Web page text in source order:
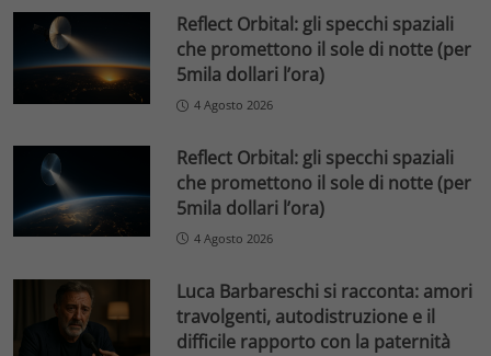
Reflect Orbital: gli specchi spaziali
che promettono il sole di notte (per
5mila dollari l’ora)
4 Agosto 2026
Reflect Orbital: gli specchi spaziali
che promettono il sole di notte (per
5mila dollari l’ora)
4 Agosto 2026
Luca Barbareschi si racconta: amori
travolgenti, autodistruzione e il
difficile rapporto con la paternità